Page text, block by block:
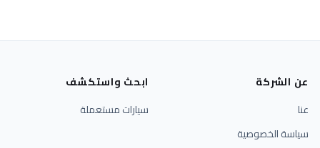
عن الشركة
عنا
سياسة الخصوصية
ابحث واستكشف
سيارات مستعملة